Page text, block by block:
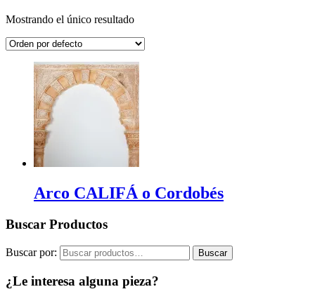
Mostrando el único resultado
Arco CALIFÁ o Cordobés
Buscar Productos
Buscar por: Buscar
¿Le interesa alguna pieza?